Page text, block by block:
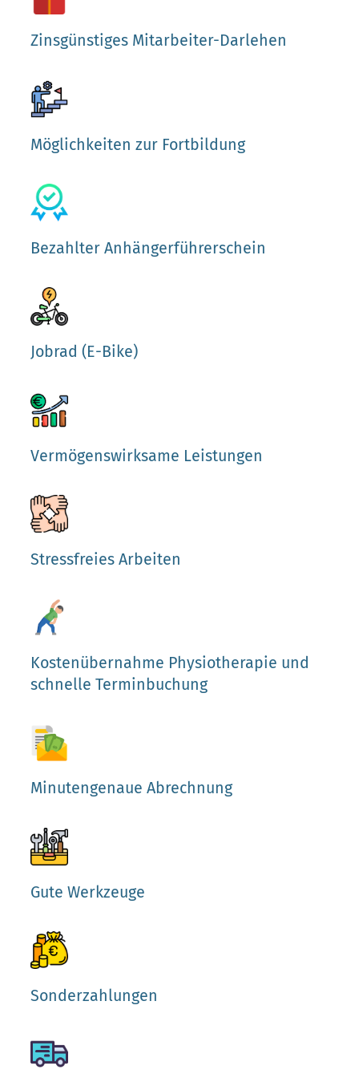
Zinsgünstiges Mitarbeiter-Darlehen
Möglichkeiten zur Fortbildung
Bezahlter Anhängerführerschein
Jobrad (E-Bike)
Vermögenswirksame Leistungen
Stressfreies Arbeiten
Kostenübernahme Physiotherapie und
schnelle Terminbuchung
Minutengenaue Abrechnung
Gute Werkzeuge
Sonderzahlungen